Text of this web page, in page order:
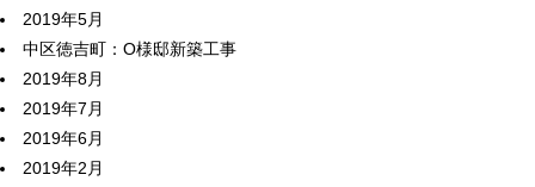
2019年5月
中区徳吉町：O様邸新築工事
2019年8月
2019年7月
2019年6月
2019年2月